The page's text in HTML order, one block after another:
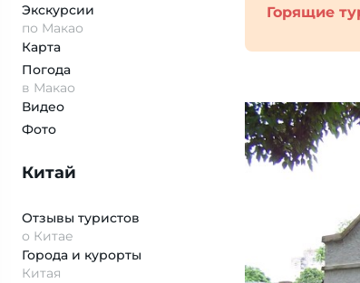
Экскурсии
по Макао
Карта
Погода
в Макао
Видео
Фото
Китай
Отзывы туристов
о Китае
Города и курорты
Китая
Горящие